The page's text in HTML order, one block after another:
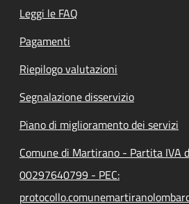
Leggi le FAQ
Pagamenti
Riepilogo valutazioni
Segnalazione disservizio
Piano di miglioramento dei servizi
Comune di Martirano - Partita IVA
00297640799 - PEC: